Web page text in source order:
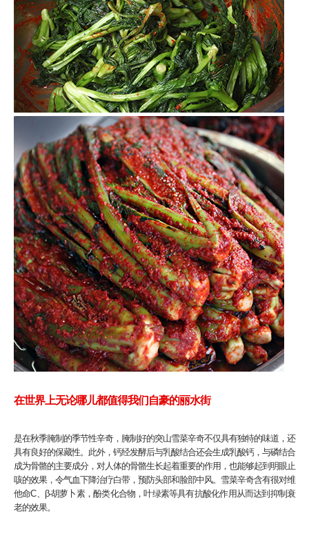
在世界上无论哪儿都值得我们自豪的丽水街
是在秋季腌制的季节性辛奇，腌制好的突山雪菜辛奇不仅具有独特的味道，还
具有良好的保藏性。此外，钙经发酵后与乳酸结合还会生成乳酸钙，与磷结合
成为骨骼的主要成分，对人体的骨骼生长起着重要的作用，也能够起到明眼止
咳的效果，令气血下降治疗白带，预防头部和脸部中风。雪菜辛奇含有很对维
他命C、β-胡萝卜素，酚类化合物，叶绿素等具有抗酸化作用从而达到抑制衰
老的效果。